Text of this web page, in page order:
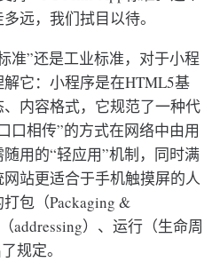
远，我们拭目以待。
准”还是工业标准，对于小程
它：小程序是在HTML5基
内容格式，它规范了一种代
口相传”的方式在网络中由用
用的“轻应用”机制，同时满
站更适合于手机触摸屏的人
包（Packaging &
addressing）、运行（生命周
规定。